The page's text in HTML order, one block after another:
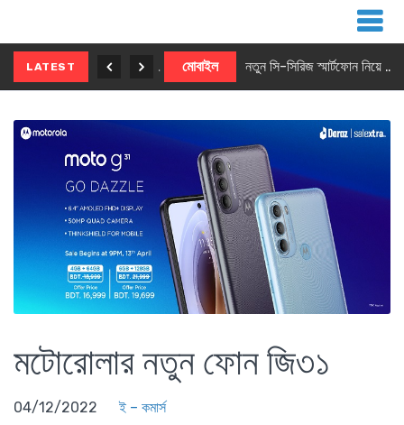
LATEST মোবাইল নতুন সি-সিরিজ স্মার্টফোন নিয়ে আসছে রিয়েলমি
মটোরোলার নতুন ফোন জি৩১
04/12/2022 ই – কমার্স